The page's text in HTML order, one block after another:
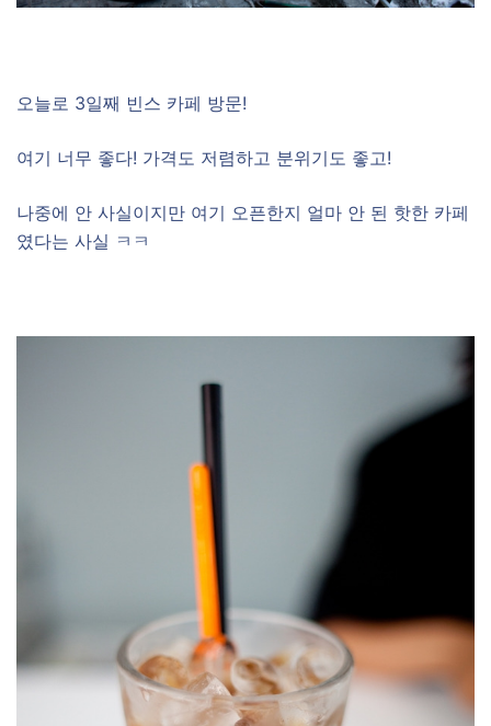
오늘로 3일째 빈스 카페 방문!
여기 너무 좋다! 가격도 저렴하고 분위기도 좋고!
나중에 안 사실이지만 여기 오픈한지 얼마 안 된 핫한 카페
였다는 사실 ㅋㅋ